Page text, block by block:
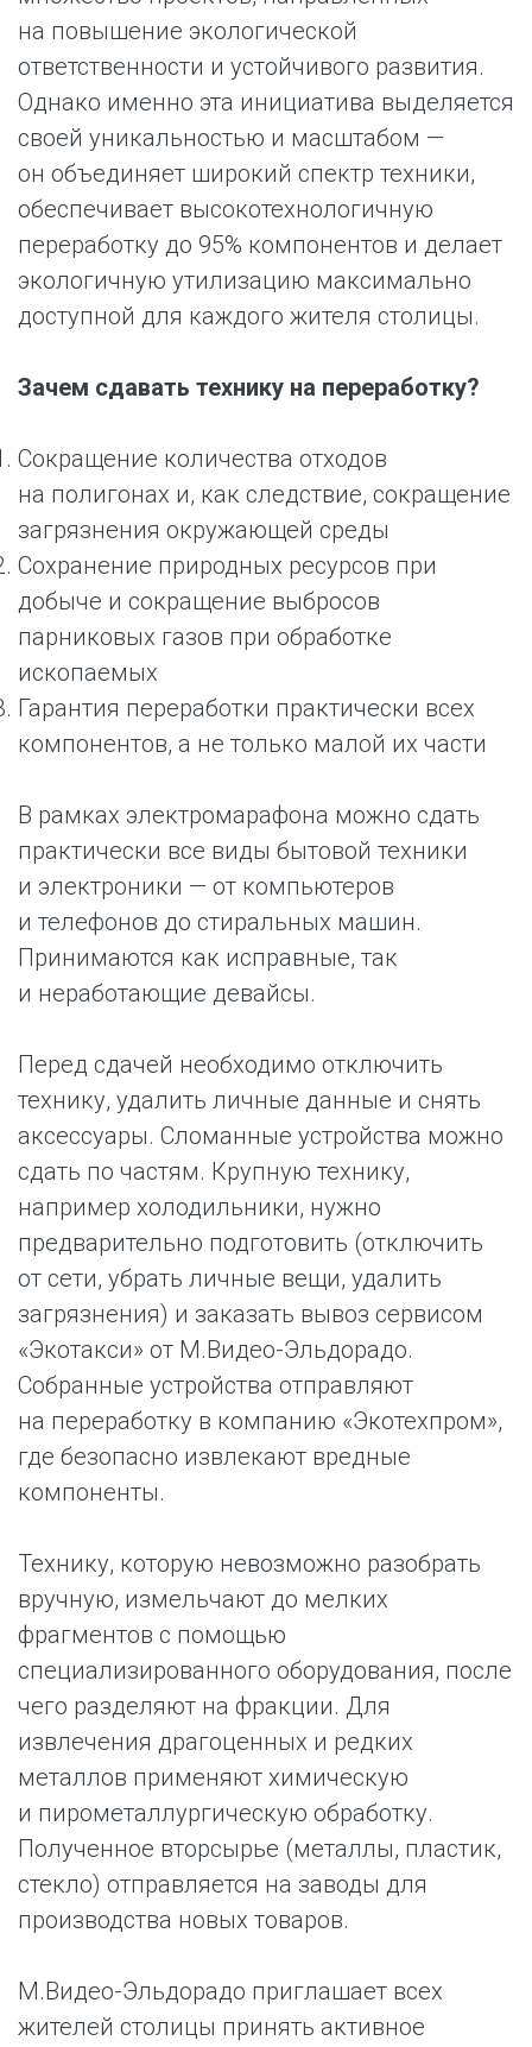
на повышение экологической
ответственности и устойчивого развития.
Однако именно эта инициатива выделяется
своей уникальностью и масштабом —
он объединяет широкий спектр техники,
обеспечивает высокотехнологичную
переработку до 95% компонентов и делает
экологичную утилизацию максимально
доступной для каждого жителя столицы.
Зачем сдавать технику на переработку?
Сокращение количества отходов
на полигонах и, как следствие, сокращение
загрязнения окружающей среды
Сохранение природных ресурсов при
добыче и сокращение выбросов
парниковых газов при обработке
ископаемых
Гарантия переработки практически всех
компонентов, а не только малой их части
В рамках электромарафона можно сдать
практически все виды бытовой техники
и электроники — от компьютеров
и телефонов до стиральных машин.
Принимаются как исправные, так
и неработающие девайсы.
Перед сдачей необходимо отключить
технику, удалить личные данные и снять
аксессуары. Сломанные устройства можно
сдать по частям. Крупную технику,
например холодильники, нужно
предварительно подготовить (отключить
от сети, убрать личные вещи, удалить
загрязнения) и заказать вывоз сервисом
«Экотакси» от М.Видео-Эльдорадо.
Собранные устройства отправляют
на переработку в компанию «Экотехпром»,
где безопасно извлекают вредные
компоненты.
Технику, которую невозможно разобрать
вручную, измельчают до мелких
фрагментов с помощью
специализированного оборудования, после
чего разделяют на фракции. Для
извлечения драгоценных и редких
металлов применяют химическую
и пирометаллургическую обработку.
Полученное вторсырье (металлы, пластик,
стекло) отправляется на заводы для
производства новых товаров.
М.Видео-Эльдорадо приглашает всех
жителей столицы принять активное